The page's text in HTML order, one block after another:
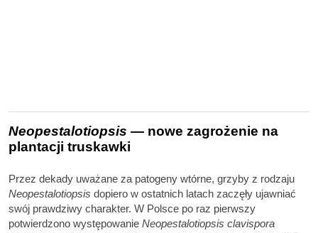
Neopestalotiopsis — nowe zagrożenie na
plantacji truskawki
Przez dekady uważane za patogeny wtórne, grzyby z rodzaju
Neopestalotiopsis dopiero w ostatnich latach zaczęły ujawniać
swój prawdziwy charakter. W Polsce po raz pierwszy
potwierdzono występowanie Neopestalotiopsis clavispora